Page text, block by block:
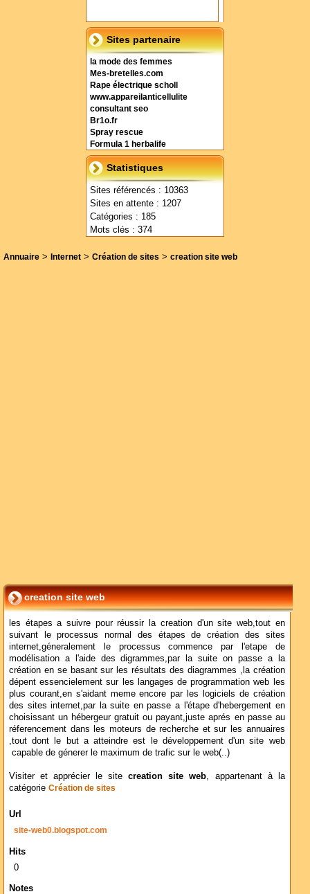
Sites partenaire
la mode des femmes
Mes-bretelles.com
Rape électrique scholl
www.appareilanticellulite
consultant seo
Br1o.fr
Spray rescue
Formula 1 herbalife
Statistiques
Sites référencés : 10363
Sites en attente : 1207
Catégories : 185
Mots clés : 374
Annuaire > Internet > Création de sites > creation site web
creation site web
les étapes a suivre pour réussir la creation d'un site web,tout en
suivant le processus normal des étapes de création des sites
internet,géneralement le processus commence par l'etape de
modélisation a l'aide des digrammes,par la suite on passe a la
création en se basant sur les résultats des diagrammes ,la création
dépent essencielement sur les langages de programmation web les
plus courant,en s'aidant meme encore par les logiciels de création
des sites internet,par la suite en passe a l'étape d'hebergement en
choisissant un hébergeur gratuit ou payant,juste aprés en passe au
réferencement dans les moteurs de recherche et sur les annuaires
,tout dont le but a atteindre est le développement d'un site web
capable de génerer le maximum de trafic sur le web(..)
Visiter et apprécier le sitecreation site web, appartenant à la
catégorie Création de sites
Url
site-web0.blogspot.com
Hits
0
Notes